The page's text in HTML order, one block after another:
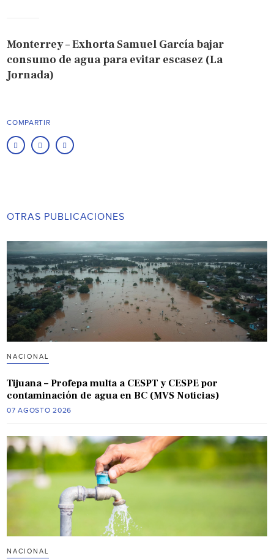
Monterrey – Exhorta Samuel García bajar
consumo de agua para evitar escasez (La
Jornada)
COMPARTIR
OTRAS PUBLICACIONES
NACIONAL
Tijuana – Profepa multa a CESPT y CESPE por
contaminación de agua en BC (MVS Noticias)
07 AGOSTO 2026
NACIONAL